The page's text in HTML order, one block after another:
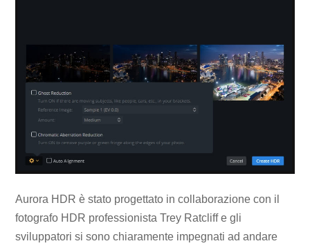
Aurora HDR è stato progettato in collaborazione con il
fotografo HDR professionista Trey Ratcliff e gli
sviluppatori si sono chiaramente impegnati ad andare